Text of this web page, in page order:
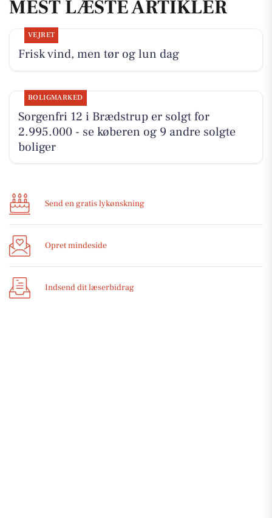
MEST LÆSTE ARTIKLER
VEJRET
Frisk vind, men tør og lun dag
BOLIGMARKED
Sorgenfri 12 i Brædstrup er solgt for
2.995.000 - se køberen og 9 andre solgte
boliger
Send en gratis lykønskning
Opret mindeside
Indsend dit læserbidrag